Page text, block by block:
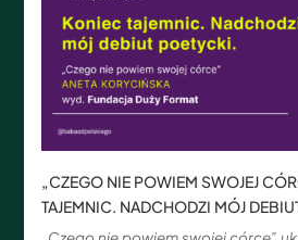
„CZEGO NIE POWIEM SWOJEJ
TAJEMNIC. NADCHODZI MÓJ